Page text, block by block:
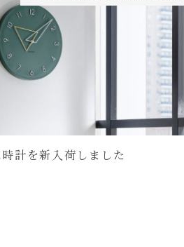
計を新入荷しました